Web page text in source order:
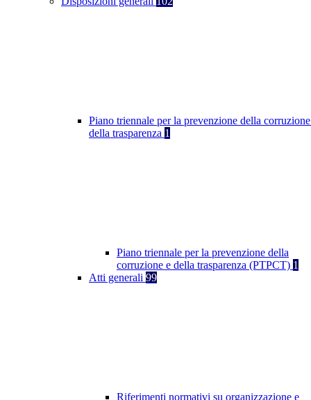
Piano triennale per la prevenzione della
della trasparenza 1
Piano triennale per la prevenzione della
corruzione e della trasparenza (PTPCT) 1
Atti generali 99
Riferimenti normativi su organizzazione e